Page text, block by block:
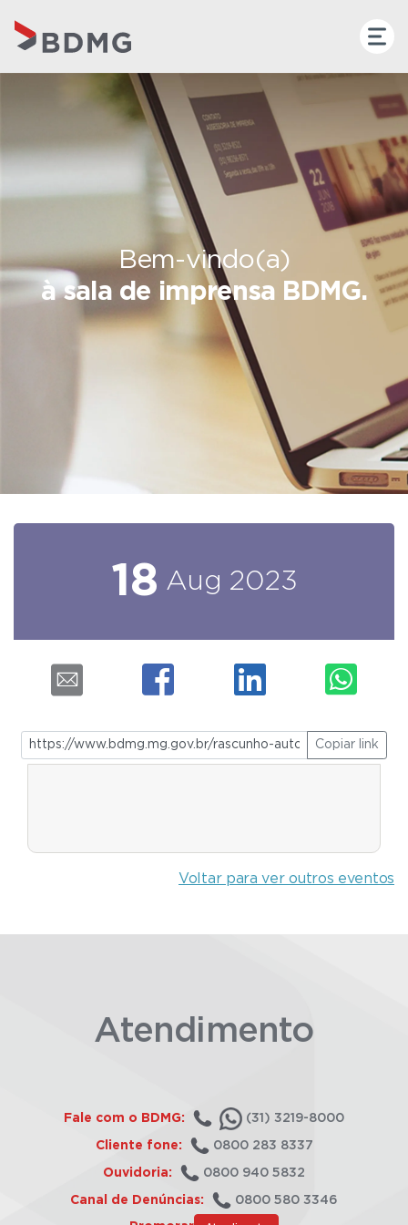
Bem-vindo(a)
à sala de imprensa BDMG.
18 Aug 2023
Copiar link
Voltar para ver outros eventos
Atendimento
Fale com o BDMG: (31) 3219-8000
Cliente fone: 0800 283 8337
Ouvidoria: 0800 940 5832
Canal de Denúncias: 0800 580 3346